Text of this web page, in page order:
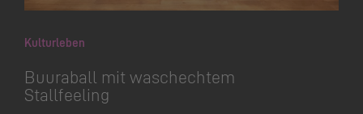
Kulturleben
Buuraball mit waschechtem
Stallfeeling